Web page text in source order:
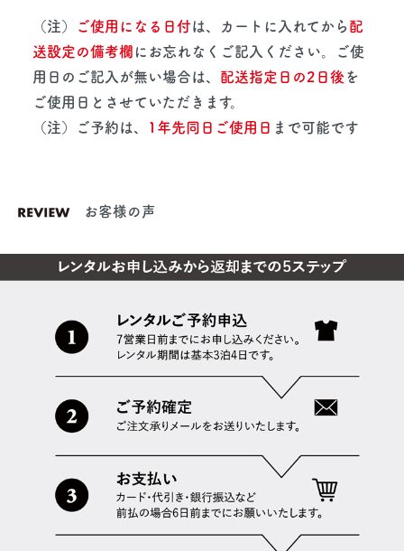
（注） ご使用になる日付は、カートに入れてから配
送設定の備考欄 にお忘れなくご記入ください。ご使
用日のご記入が無い場合は、 配送指定日の2日後 を
ご使用日とさせていただきます。
（注）ご予約は、
1年先同日ご使用日 まで可能です
お客様の声